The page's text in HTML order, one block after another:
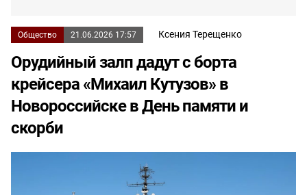
Общество 21.06.2026 17:57 Ксения Терещенко
Орудийный залп дадут с борта
крейсера «Михаил Кутузов» в
Новороссийске в День памяти и
скорби